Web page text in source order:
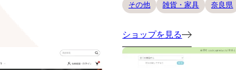
その他 雑貨・家具 奈良県
ショップを見る